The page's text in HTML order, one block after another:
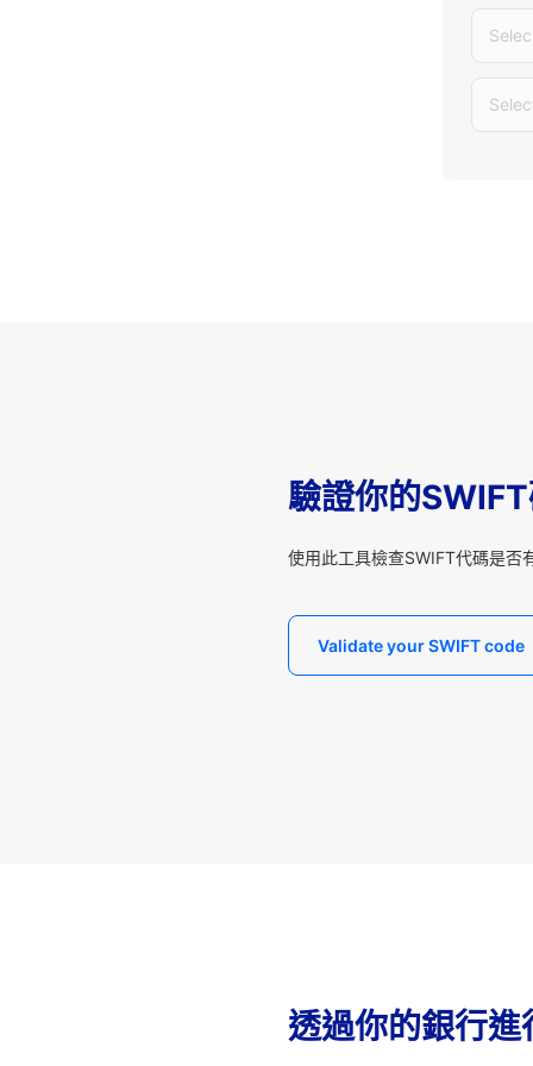
驗證你的
使用此工具檢查SWIFT代碼是否
Validate your SWIFT code
透過你的銀行